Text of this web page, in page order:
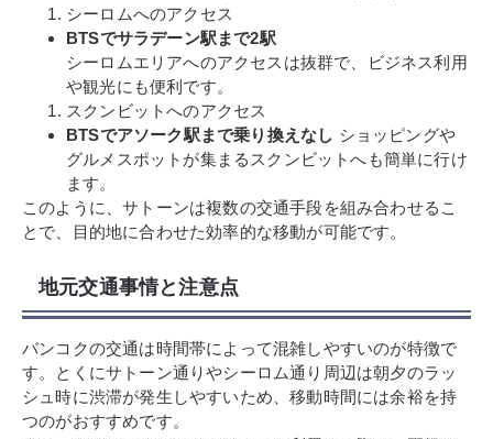
シーロムへのアクセス
BTSでサラデーン駅まで2駅
シーロムエリアへのアクセスは抜群で、ビジネス利用
や観光にも便利です。
スクンビットへのアクセス
BTSでアソーク駅まで乗り換えなし ショッピングや
グルメスポットが集まるスクンビットへも簡単に行け
ます。
このように、サトーンは複数の交通手段を組み合わせるこ
とで、目的地に合わせた効率的な移動が可能です。
地元交通事情と注意点
バンコクの交通は時間帯によって混雑しやすいのが特徴で
す。とくにサトーン通りやシーロム通り周辺は朝夕のラッ
シュ時に渋滞が発生しやすいため、移動時間には余裕を持
つのがおすすめです。